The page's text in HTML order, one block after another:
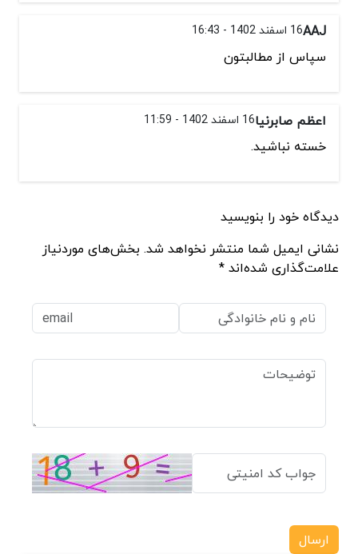
AAJ16 اسفند 1402 - 16:43
سپاس از مطالبتون
اعظم صابرنیا16 اسفند 1402 - 11:59
خسته نباشید.
دیدگاه خود را بنویسید
نشانی ایمیل شما منتشر نخواهد شد. بخش‌های موردنیاز
علامت‌گذاری شده‌اند *
ارسال